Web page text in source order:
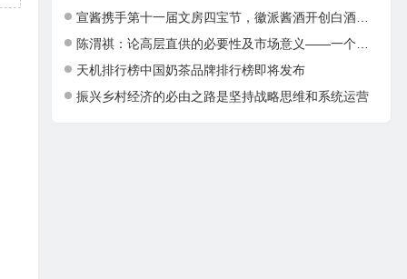
宣酱携手第十一届文房四宝节，徽派酱酒开创白酒新高地！
陈渭祺：论高层直供的必要性及市场意义——一个全新的经济增长点
天机排行榜中国奶茶品牌排行榜即将发布
振兴乡村经济的必由之路是坚持战略思维和系统运营